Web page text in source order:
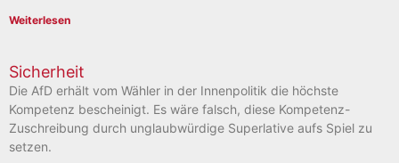
Weiterlesen
Sicherheit
Die AfD erhält vom Wähler in der Innenpolitik die höchste
Kompetenz bescheinigt. Es wäre falsch, diese Kompetenz-
Zuschreibung durch unglaubwürdige Superlative aufs Spiel zu
setzen.